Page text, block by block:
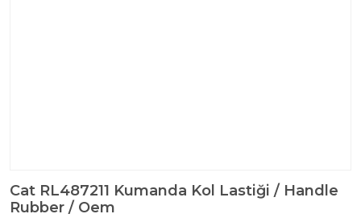
Cat RL487211 Kumanda Kol Lastiği / Handle
Rubber / Oem